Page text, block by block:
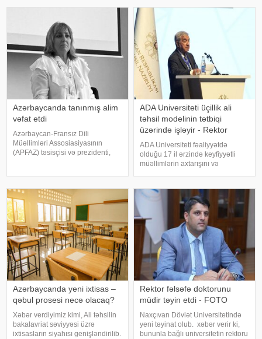
yüksək nəticəni göstərib. xəbər
verir ki, bu barədə universitet
məluma
Azərbaycanda tanınmış alim
vəfat etdi
Azərbaycan-Fransız Dili
Müəllimləri Assosiasiyasının
(APFAZ) təsisçisi və prezidenti,
İnstitutu məlumat yayıb. Alim 62
yaşında ürəktutmada
ADA Universiteti üçillik ali
təhsil modelinin tətbiqi
üzərində işləyir - Rektor
ADA Universiteti fəaliyyətdə
olduğu 17 il ərzində keyfiyyətli
müəllimlərin axtarışını və
istinadən xəbər verir ki, bunu ADA
Universitetinin rektoru, səfir Hafi
Azərbaycanda yeni ixtisas –
qəbul prosesi necə olacaq?
Xəbər verdiyimiz kimi, Ali təhsilin
bakalavriat səviyyəsi üzrə
ixtisasların siyahısı genişləndirilib.
Rektor fəlsəfə doktorunu
müdir təyin etdi - FOTO
Naxçıvan Dövlət Universitetində
yeni təyinat olub. xəbər verir ki,
bununla bağlı universitetin rektoru